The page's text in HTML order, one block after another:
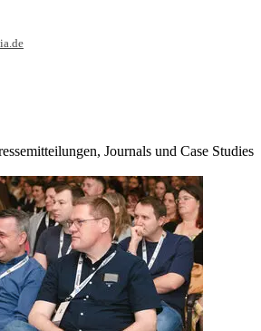
Journals und Case Studies